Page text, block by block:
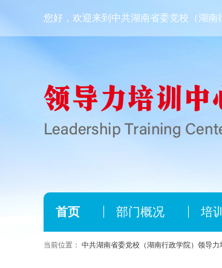
您好，欢迎来到中共湖南省委党校（湖南
首页 部门概况 培
当前位置： 中共湖南省委党校（湖南行政学院）领导力